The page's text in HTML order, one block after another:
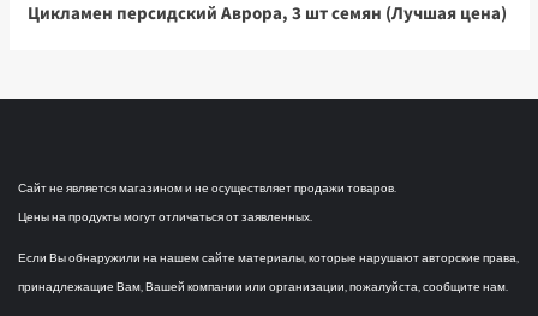
Цикламен персидский Аврора, 3 шт семян (Лучшая цена)
Сайт не является магазином и не осуществляет продажи товаров.
Цены на продукты могут отличаться от заявленных.
Если Вы обнаружили на нашем сайте материалы, которые нарушают авторские права,
принадлежащие Вам, Вашей компании или организации, пожалуйста, сообщите нам.